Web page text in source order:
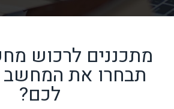
מתכננים לרכוש
תבחרו את
לכם?